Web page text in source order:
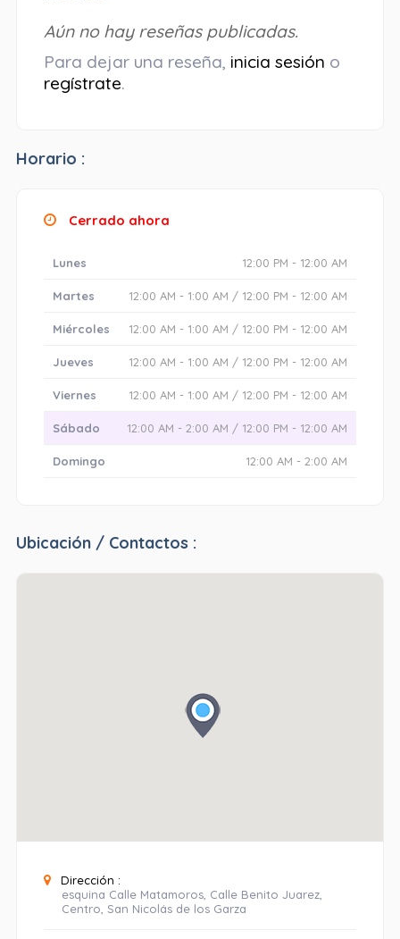
Aún no hay reseñas publicadas.
Para dejar una reseña, inicia sesión o
regístrate.
Horario :
Cerrado ahora
Lunes 12:00 PM - 12:00 AM
Martes 12:00 AM - 1:00 AM / 12:00 PM - 12:00 AM
Miércoles 12:00 AM - 1:00 AM / 12:00 PM - 12:00 AM
Jueves 12:00 AM - 1:00 AM / 12:00 PM - 12:00 AM
Viernes 12:00 AM - 1:00 AM / 12:00 PM - 12:00 AM
Sábado 12:00 AM - 2:00 AM / 12:00 PM - 12:00 AM
Domingo 12:00 AM - 2:00 AM
Ubicación / Contactos :
Dirección :
esquina Calle Matamoros, Calle Benito Juarez,
Centro, San Nicolás de los Garza